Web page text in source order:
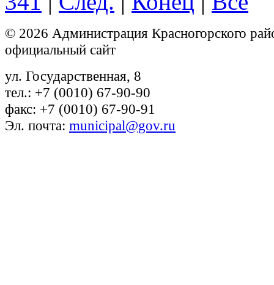
© 2026 Администрация Красногорского
официальный сайт
ул. Государственная, 8
тел.: +7 (0010) 67-90-90
факс: +7 (0010) 67-90-91
Эл. почта: municipal@gov.ru